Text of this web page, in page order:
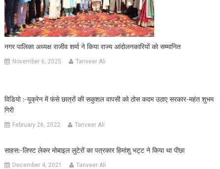
नगर पालिका अध्यक्ष राजीव शर्मा ने किया राज्य आंदोलनकारियों को सम्मानित
November 6, 2025 Tanveer Ali
विडियो :-यूक्रेन में फंसे छात्रों की सकुशल वापसी को ठोस कदम उठाए सरकार-महंत शुभम
गिरी
February 26, 2022 Tanveer Ali
साहस:-लिफ्ट लेकर मोबाइल लुटेरों का पत्रकार हिमांशु भट्ट ने किया था पीछा
December 4, 2021 Tanveer Ali